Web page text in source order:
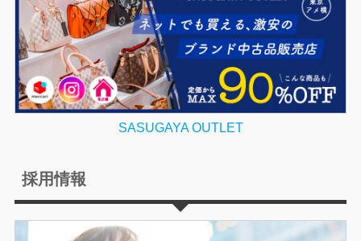
SASUGAYA OUTLET
採用情報